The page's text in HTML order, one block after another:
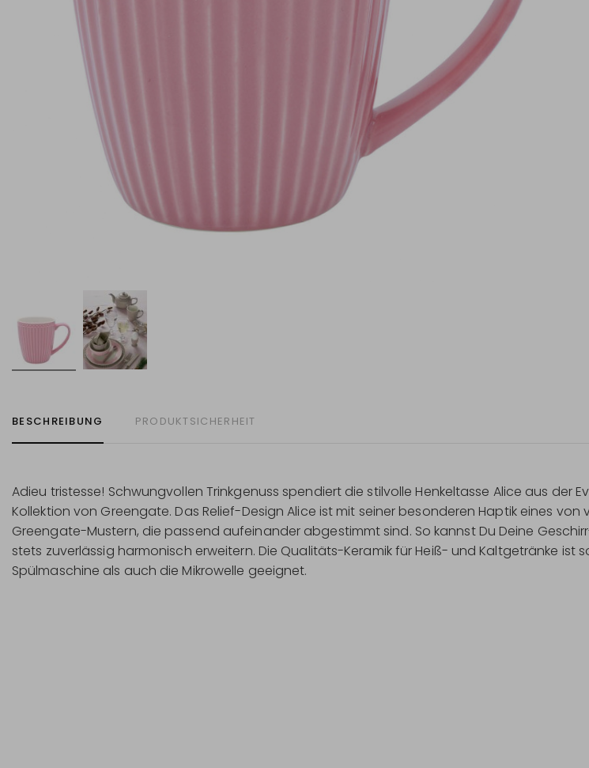
BESCHREIBUNG PRODUKTSICHERHEIT
Adieu tristesse! Schwungvollen Trinkgenuss spendiert die stilvolle Henkeltasse Alice aus der
Kollektion von Greengate. Das Relief-Design Alice ist mit seiner besonderen Haptik eines von
Greengate-Mustern, die passend aufeinander abgestimmt sind. So kannst Du Deine
stets zuverlässig harmonisch erweitern. Die Qualitäts-Keramik für Heiß- und Kaltgetränke ist
Spülmaschine als auch die Mikrowelle geeignet.